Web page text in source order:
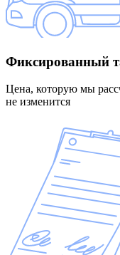
Фиксированный
Цена, которую мы
не изменится